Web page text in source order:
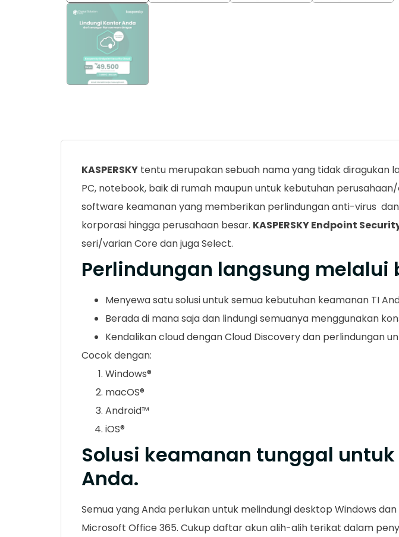
KASPERSKY tentu merupakan sebuah nama yang tidak diragukan
PC, notebook, baik di rumah maupun untuk kebutuhan
software keamanan yang memberikan perlindungan anti-virus
korporasi hingga perusahaan besar. KASPERSKY Endpoint
seri/varian Core dan juga Select.
Perlindungan langsung melalui
Menyewa satu solusi untuk semua kebutuhan keamanan TI
Berada di mana saja dan lindungi semuanya menggunakan
Kendalikan cloud dengan Cloud Discovery dan perlindungan
Cocok dengan:
Windows®
macOS®
Android™
iOS®
Solusi keamanan tunggal
Anda.
Semua yang Anda perlukan untuk melindungi desktop Windows
Microsoft Office 365. Cukup daftar akun alih-alih terikat dalam